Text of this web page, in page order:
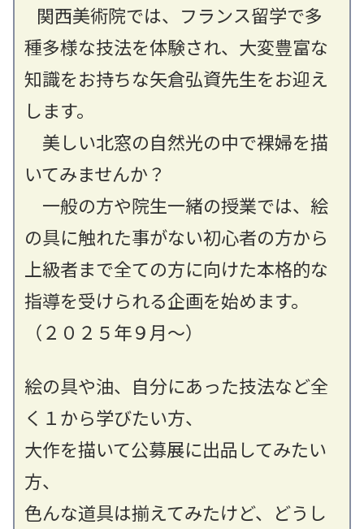
関西美術院では、フランス留学で多
種多様な技法を体験され、大変豊富な
知識をお持ちな矢倉弘資先生をお迎え
します。
美しい北窓の自然光の中で裸婦を描
いてみませんか？
一般の方や院生一緒の授業では、絵
の具に触れた事がない初心者の方から
上級者まで全ての方に向けた本格的な
指導を受けられる企画を始めます。
（２０２５年９月～）
絵の具や油、自分にあった技法など全
く１から学びたい方、
大作を描いて公募展に出品してみたい
方、
色んな道具は揃えてみたけど、どうし